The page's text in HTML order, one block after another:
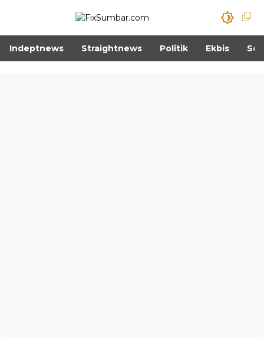
Indeptnews Straightnews Politik Ekbis